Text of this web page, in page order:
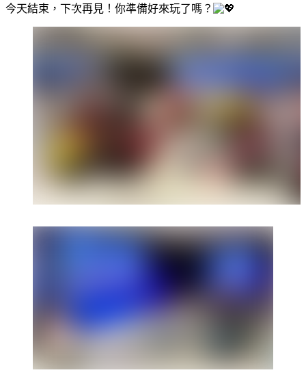
今天結束，下次再見！你準備好來玩了嗎？